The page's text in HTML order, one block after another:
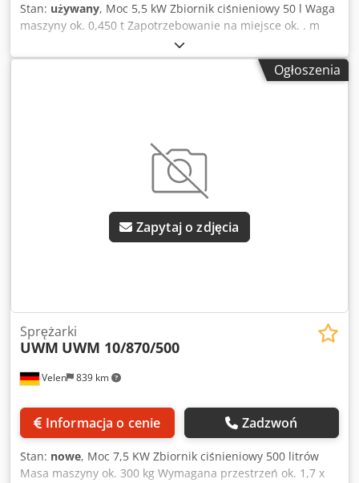
Stan: używany, Moc 5,5 kW Zbiornik ciśnieniowy 50 l Waga
maszyny ok. 0,450 t Zapotrzebowanie na miejsce ok. . m
Ciśnienie robocze 330 bar Wydajność . l Medium: Azot N2
Dane techniczne pochodzą od producenta lub operatora i
mają charakter informacyjny, nie są wiążące. Zastrzegamy
15 000 m² powierzchni magazynowej, 70 t udźwigu
suwnicy Ponad 10 000 produktów i akcesoriów do Twojego
warsztatu Jeśli jesteś zainteresowany sprzedażą maszyn,
linii produkcyjnych lub całej firmy, skontaktuj się z nami.
Kolejne oferty znajdują się na naszej stronie internetowej.
Zwiedzanie możliwe po wcześniejszym umówieniu.
Czekamy na Twoją wizytę. Zespół Markus Hirsch
Ogłoszenia
Zapytaj o zdjęcia
Velen 839 km
Sprężarki
UWM UWM 10/870/500
Informacja o cenie Zadzwoń
Stan: nowe, Moc 7,5 KW Zbiornik ciśnieniowy 500 litrów
Masa maszyny ok. 300 kg Wymagana przestrzeń ok. 1,7 x